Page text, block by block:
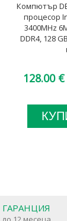
Компютър
процесор
3400MHz
DDR4, 128
128.00 €
ГАРАНЦИЯ